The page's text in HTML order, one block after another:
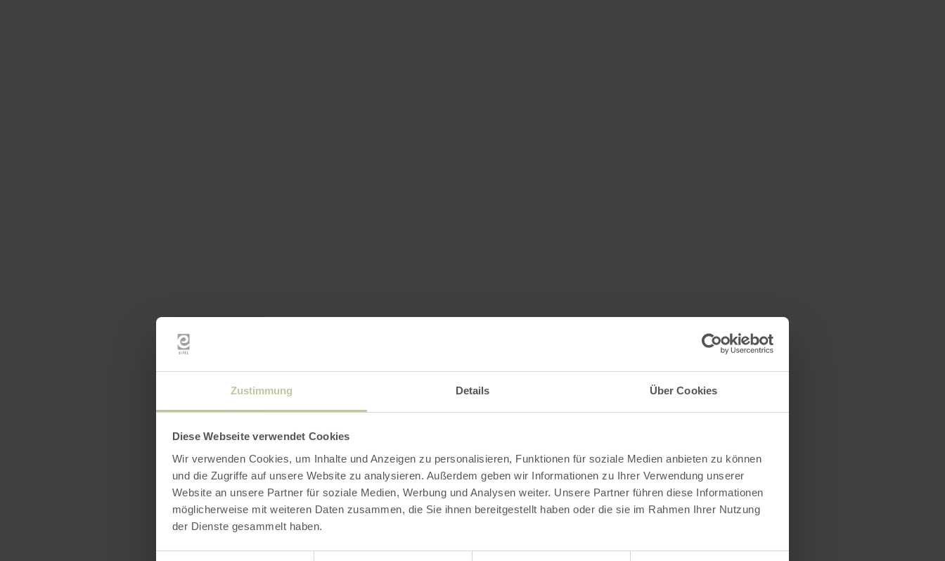
Zustimmung Details Über Cookies
Diese Webseite verwendet Cookies
Wir verwenden Cookies, um Inhalte und Anzeigen zu personalisieren, Funktionen für soziale Medien anbieten zu können
und die Zugriffe auf unsere Website zu analysieren. Außerdem geben wir Informationen zu Ihrer Verwendung unserer
Website an unsere Partner für soziale Medien, Werbung und Analysen weiter. Unsere Partner führen diese Informationen
möglicherweise mit weiteren Daten zusammen, die Sie ihnen bereitgestellt haben oder die sie im Rahmen Ihrer Nutzung
der Dienste gesammelt haben.
Gastheren in Luxemburg